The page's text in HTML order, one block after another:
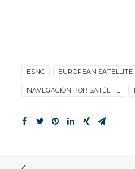
ESNC EUROPEAN
NAVEGACIÓN POR SATÉLITE